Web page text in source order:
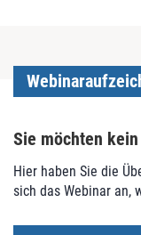
Sie möchten
Hier haben Sie die
sich das Webinar an,